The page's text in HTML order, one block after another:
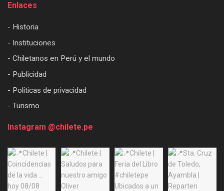
Enlaces
- Historia
- Instituciones
- Chiletanos en Perú y el mundo
- Publicidad
- Políticas de privacidad
- Turismo
Instagram @chilete.pe